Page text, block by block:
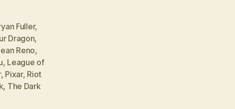
Fuller,
Dragon,
Reno,
, League of
, Pixar, Riot
, The Dark